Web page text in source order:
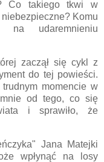
Co takiego tkwi w
Komu
udaremnieniu
zaczął się cykl z
do tej powieści.
momencie w
od tego, co się
i sprawiło, że
Jana Matejki
wpłynąć na losy